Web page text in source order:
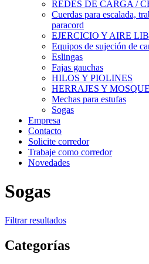
REDES DE CARGA /
Cuerdas para escalada,
paracord
EJERCICIO Y AIRE
Equipos de sujeción de
Eslingas
Fajas gauchas
HILOS Y PIOLINES
HERRAJES Y
Mechas para estufas
Sogas
Empresa
Contacto
Solicite corredor
Trabaje como corredor
Novedades
Sogas
Filtrar resultados
Categorías